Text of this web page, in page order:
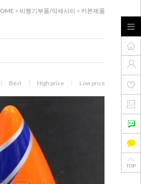
> 비행기부품/악세사리 > 카본제품
Best High price Low price